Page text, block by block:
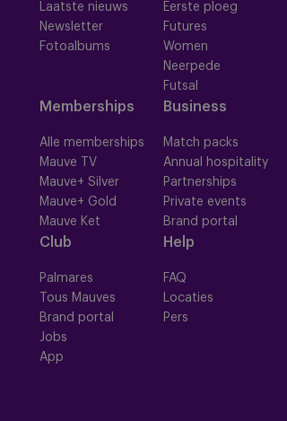
Laatste nieuws
Newsletter
Fotoalbums
Eerste ploeg
Futures
Women
Neerpede
Futsal
Memberships
Alle memberships
Mauve TV
Mauve+ Silver
Mauve+ Gold
Mauve Ket
Business
Match packs
Annual hospitality
Partnerships
Private events
Brand portal
Club
Palmares
Tous Mauves
Brand portal
Jobs
App
Help
FAQ
Locaties
Pers